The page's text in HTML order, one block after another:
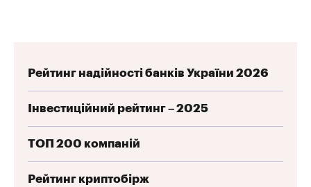
Рейтинг надійності банків України 2026
Інвестиційний рейтинг – 2025
ТОП 200 компаній
Рейтинг криптобірж